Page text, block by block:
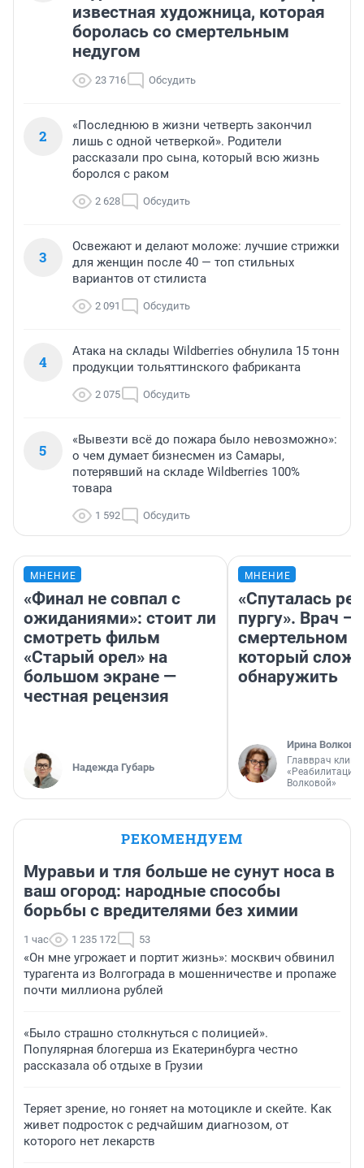
известная художница, которая
боролась со смертельным
недугом
23 716 Обсудить
2
«Последнюю в жизни четверть закончил
лишь с одной четверкой». Родители
рассказали про сына, который всю жизнь
боролся с раком
2 628 Обсудить
3
Освежают и делают моложе: лучшие стрижки
для женщин после 40 — топ стильных
вариантов от стилиста
2 091 Обсудить
4
Атака на склады Wildberries обнулила 15 тонн
продукции тольяттинского фабриканта
2 075 Обсудить
5
«Вывезти всё до пожара было невозможно»:
о чем думает бизнесмен из Самары,
потерявший на складе Wildberries 100%
товара
1 592 Обсудить
МНЕНИЕ
«Финал не совпал с
ожиданиями»: стоит ли
смотреть фильм
«Старый орел» на
большом экране —
честная рецензия
Надежда Губарь
МНЕНИЕ
«Спуталась
пургу». Врач —
смертельном
который
обнаружить
Ирина Волкова
Главврач
«Реабилитация
Волковой»
РЕКОМЕНДУЕМ
Муравьи и тля больше не сунут носа в
ваш огород: народные способы
борьбы с вредителями без химии
1 час 1 235 172 53
«Он мне угрожает и портит жизнь»: москвич обвинил
турагента из Волгограда в мошенничестве и пропаже
почти миллиона рублей
«Было страшно столкнуться с полицией».
Популярная блогерша из Екатеринбурга честно
рассказала об отдыхе в Грузии
Теряет зрение, но гоняет на мотоцикле и скейте. Как
живет подросток с редчайшим диагнозом, от
которого нет лекарств